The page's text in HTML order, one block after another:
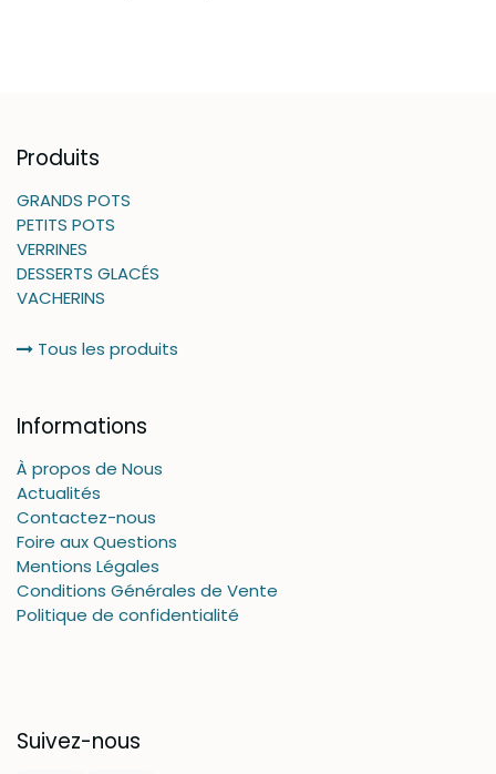
Produits
GRANDS POTS
PETITS POTS
VERRINES
DESSERTS GLACÉS
VACHERINS
Tous les produits
Informations
À propos de Nous
Actualités
Contactez-nous
Foire aux Questions
Mentions Légales
Conditions Générales de Vente
Politique de confidentialité
Suivez-nous